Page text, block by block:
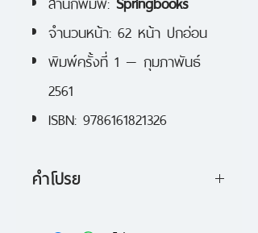
จำนวนหน้า: 62 หน้า ปกอ่อน
พิมพ์ครั้งที่ 1 — กุมภาพันธ์
2561
ISBN: 9786161821326
คำโปรย